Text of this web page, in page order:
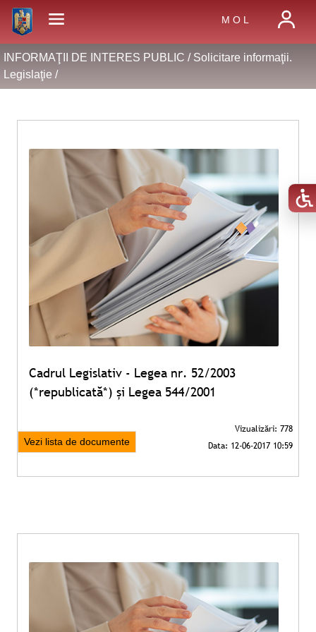
M O L
INFORMAŢII DE INTERES PUBLIC / Solicitare informaţii.
Legislaţie/
Cadrul Legislativ - Legea nr. 52/2003
(*republicată*) și Legea 544/2001
Vezi lista de documente